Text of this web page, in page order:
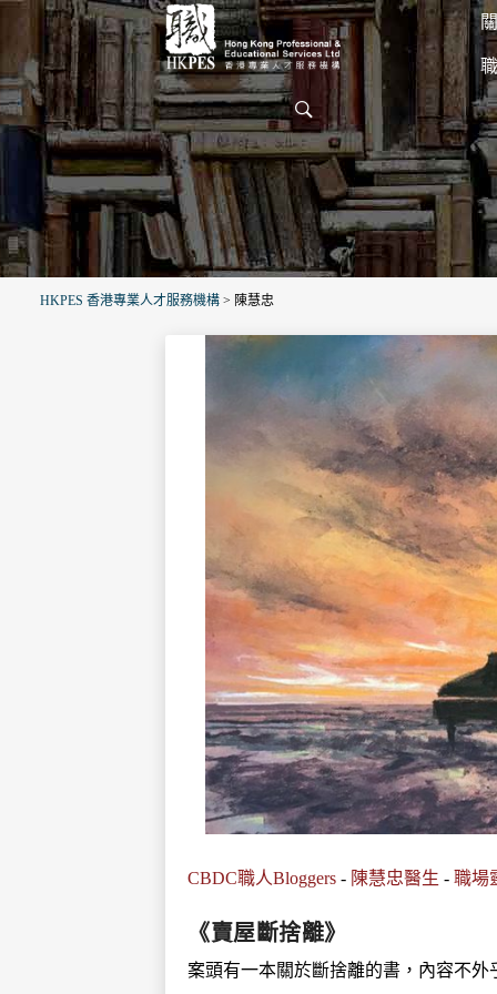
HKPES 香港專業人才服務機構 > 陳慧忠
CBDC職人Bloggers - 陳慧忠醫生 -職場
《賣屋斷捨離》
案頭有一本關於斷捨離的書，內容不外